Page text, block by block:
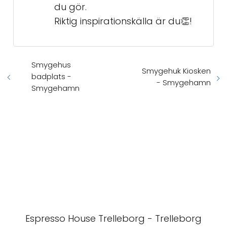
du gör.
Riktig inspirationskälla är du👏!
Smygehus
badplats -
Smygehamn
Smygehuk Kiosken
- Smygehamn
Espresso House Trelleborg - Trelleborg